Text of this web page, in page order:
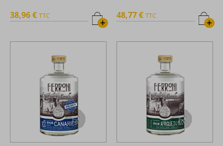
+
38,96 € TTC
+
48,77 € TTC